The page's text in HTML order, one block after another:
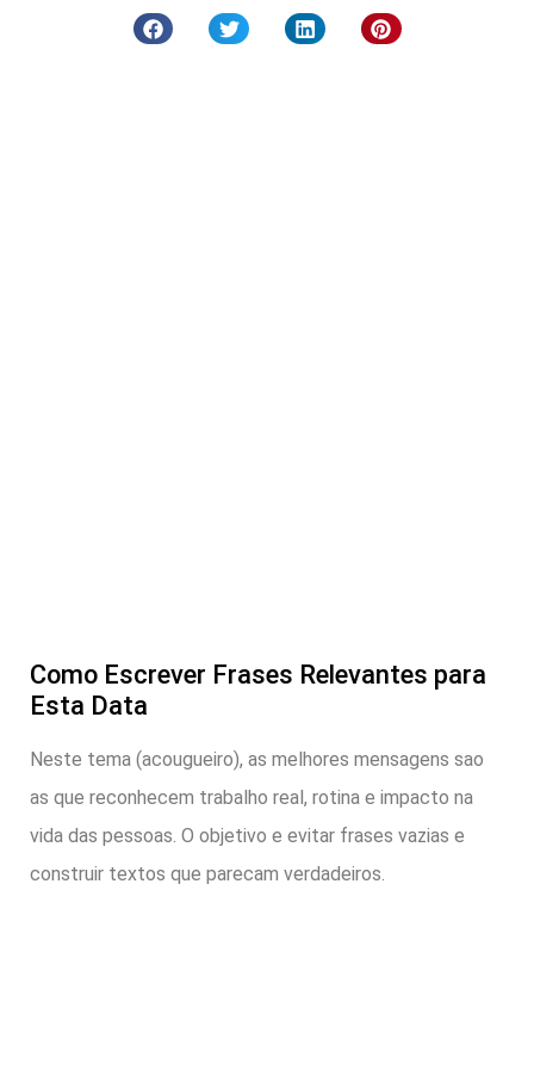
Como Escrever Frases Relevantes para
Esta Data
Neste tema (acougueiro), as melhores mensagens sao
as que reconhecem trabalho real, rotina e impacto na
vida das pessoas. O objetivo e evitar frases vazias e
construir textos que parecam verdadeiros.